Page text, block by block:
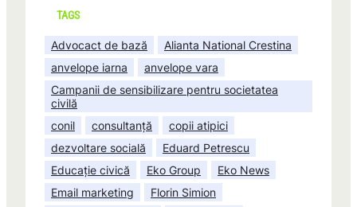
TAGS
Advocact de bază
Alianta National Crestina
anvelope iarna
anvelope vara
Campanii de sensibilizare pentru societatea
civilă
conil
consultanță
copii atipici
dezvoltare socială
Eduard Petrescu
Educație civică
Eko Group
Eko News
Email marketing
Florin Simion